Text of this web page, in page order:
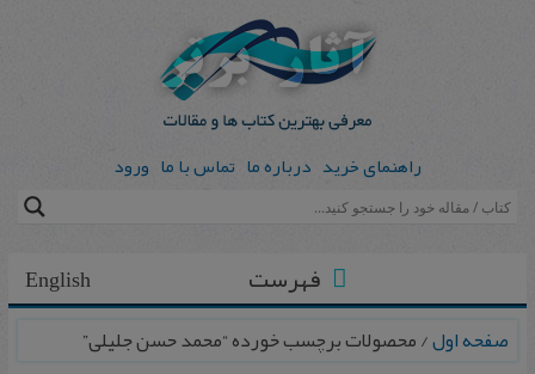
راهنمای خرید درباره ما تماس با ما ورود
English فهرست
صفحه اول/ محصولات برچسب خورده “محمد حسن جلیلی”